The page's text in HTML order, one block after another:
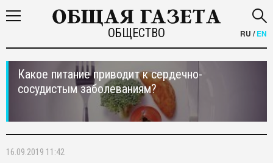
ОБЩЕСТВО RU /EN
Какое питание приводит к сердечно-
сосудистым заболеваниям?
16.09.2019 11:42